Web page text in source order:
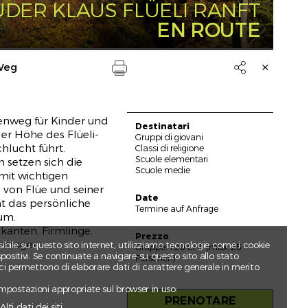
KLAUS FLÜELI RANFT
EN ROUTE

für Kinder und
Höhe des Flüeli-
führt.
setzen sich die
wichtigen
Flüe und seiner
das persönliche
Firmlinge,
Destinatari
Gruppi di giovani
Classi di religione
Scuole elementari
Scuole medie
Date
Termine auf Anfrage
Prezzo
Gruppe: 120 CHF (max. 25
Personen)
PRENOTARE
su questo sito internet, utilizziamo tecnologie come i cookie
Se continuate a navigare su questo sito allo stato
permettono di elaborare dati di carattere generale in merito
appropriate sul browser in uso: